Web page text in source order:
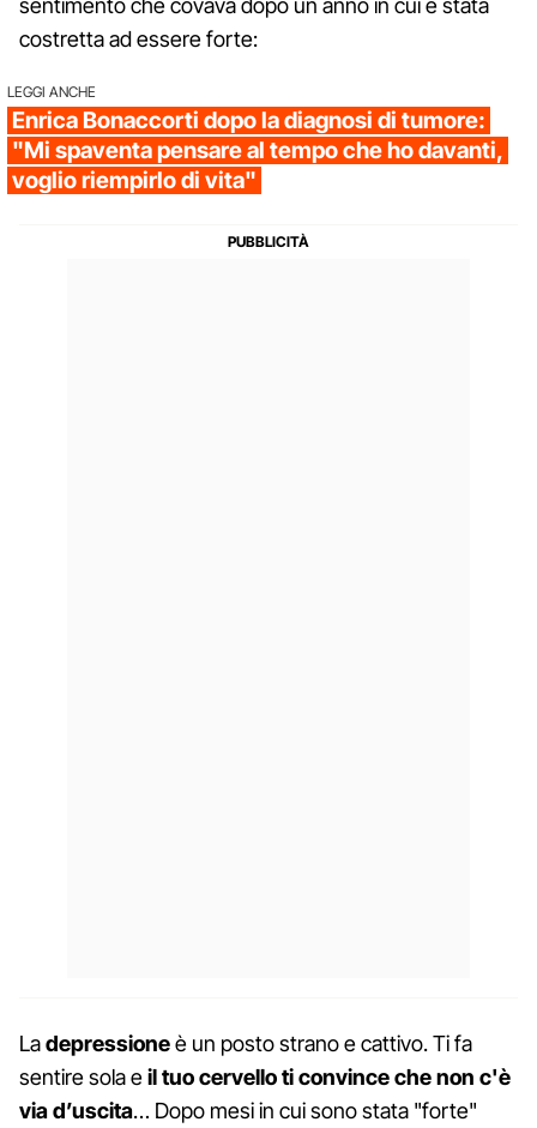
sentimento che covava dopo un anno in cui è stata
costretta ad essere forte:
LEGGI ANCHE
Enrica Bonaccorti dopo la diagnosi di tumore:
"Mi spaventa pensare al tempo che ho davanti,
voglio riempirlo di vita"
Ladepressioneè un posto strano e cattivo. Ti fa
sentire sola eil tuo cervello ti convince che non c'è
via d’uscita… Dopo mesi in cui sono stata "forte"